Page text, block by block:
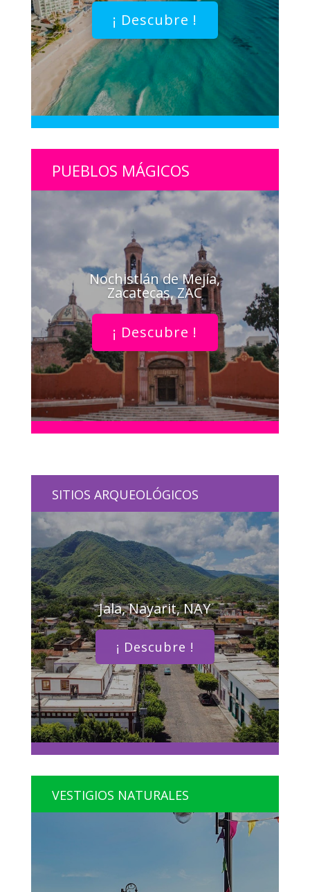
¡ Descubre !
PUEBLOS MÁGICOS
Nochistlán de Mejía,
Zacatecas, ZAC
¡ Descubre !
SITIOS ARQUEOLÓGICOS
Jala, Nayarit, NAY
¡ Descubre !
VESTIGIOS NATURALES